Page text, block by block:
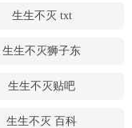
生生不灭 txt
生生不灭狮子东
生生不灭贴吧
生生不灭 百科